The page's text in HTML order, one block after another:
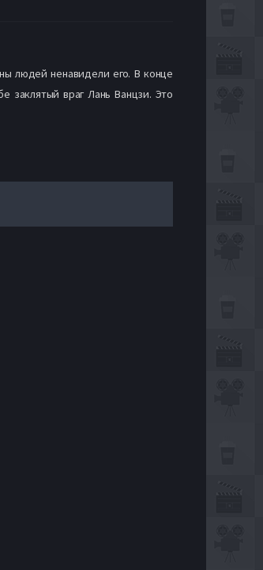
людей ненавидели его. В конце
заклятый враг Лань Ванцзи. Это